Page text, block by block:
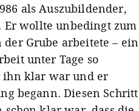
als Auszubildender,
Er wollte unbedingt zum
Grube arbeitete – ein
unter Tage so
ihn klar war und er
begann. Diesen Schritt